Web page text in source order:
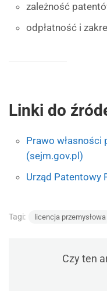
zależność
odpłatność i
Linki do
Prawo własności
(sejm.gov.pl)
Urząd Patentowy
Tagi: licencja przemysłowa
Czy ten